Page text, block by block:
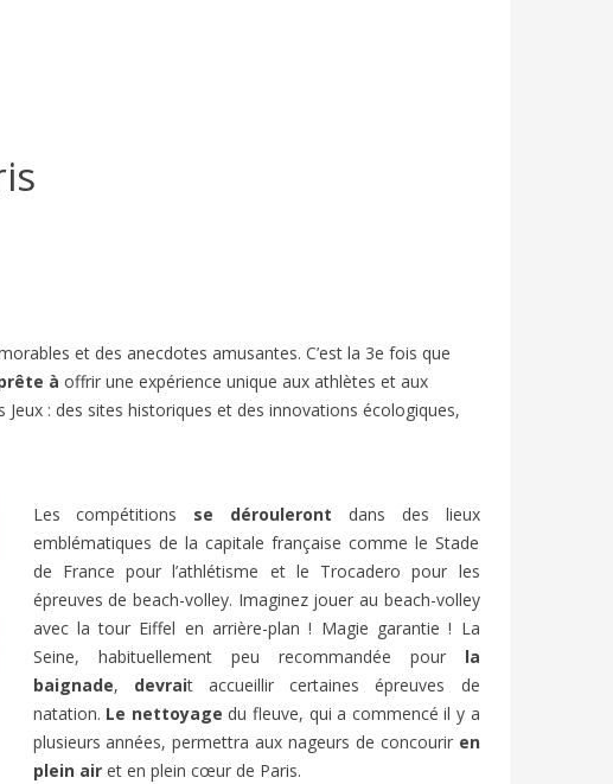
de télévision
Français’ ? Elle est
1129views
En France, le mois de juillet marque le
début des « grandes vacances » ou «
vacances d’été ».
et des anecdotes amusantes. C’est la 3e fois que
à offrir une expérience unique aux athlètes et aux
: des sites historiques et des innovations écologiques,
Les compétitions se dérouleront dans des lieux
emblématiques de la capitale française comme le Stade
de France pour l’athlétisme et le Trocadero pour les
épreuves de beach-volley. Imaginez jouer au beach-volley
avec la tour Eiffel en arrière-plan ! Magie garantie ! La
Seine, habituellement peu recommandée pour la
baignade, devrait accueillir certaines épreuves de
natation. Le nettoyage du fleuve, qui a commencé il y a
plusieurs années, permettra aux nageurs de concourir en
plein airet en plein cœur de Paris.